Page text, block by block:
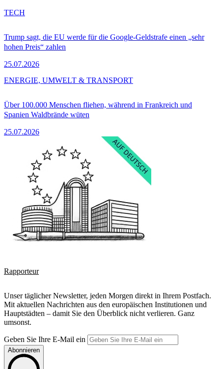
Trump sagt, die EU werde für die Google-Geldstrafe einen „sehr
hohen Preis“ zahlen
25.07.2026
TECH
Über 100.000 Menschen fliehen, während in Frankreich und
Spanien Waldbrände wüten
25.07.2026
ENERGIE, UMWELT & TRANSPORT
Rapporteur
Unser täglicher Newsletter, jeden Morgen direkt in Ihrem Postfach.
Mit aktuellen Nachrichten aus den europäischen Institutionen und
Hauptstädten – damit Sie den Überblick nicht verlieren. Ganz
umsonst.
Geben Sie Ihre E-Mail ein
Abonnieren